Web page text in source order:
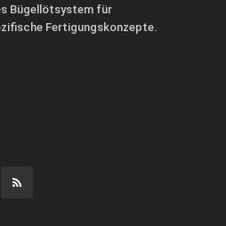
Bügellötsystem für
Fertigungskonzepte.